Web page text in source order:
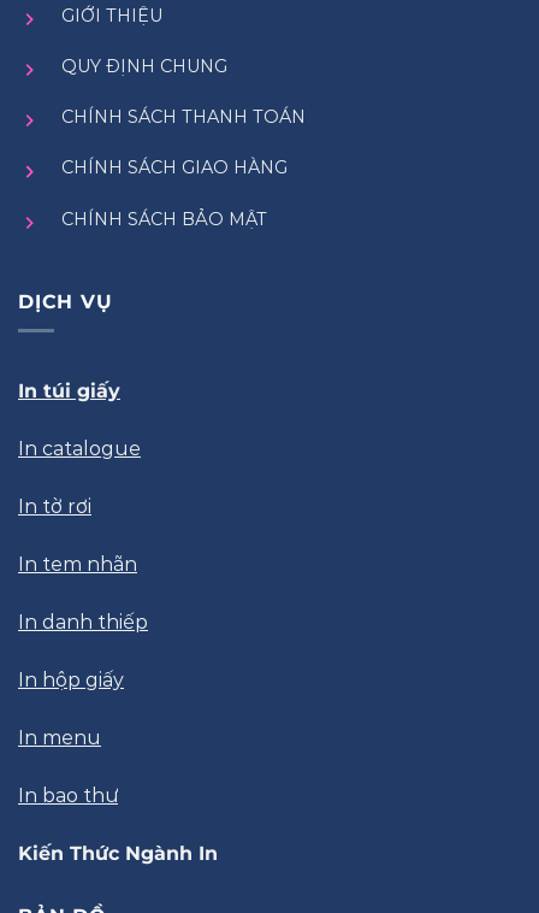
GIỚI THIỆU
QUY ĐỊNH CHUNG
CHÍNH SÁCH THANH TOÁN
CHÍNH SÁCH GIAO HÀNG
CHÍNH SÁCH BẢO MẬT
DỊCH VỤ
In túi giấy
In catalogue
In tờ rơi
In tem nhãn
In danh thiếp
In hộp giấy
In menu
In bao thư
Kiến Thức Ngành In